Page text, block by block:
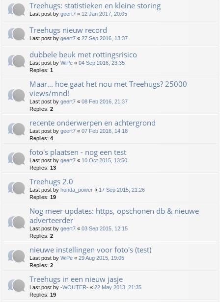
Treehugs: statistieken en kleine storing
Last post by geert7 « 12 Jan 2017, 20:05
Treehugs nieuw record
Last post by geert7 « 27 Sep 2016, 13:37
dubbele beuk met rottingsrisico
Last post by WiPe « 04 Sep 2016, 23:35
Replies: 1
Maar... hoe gaat het nou met Treehugs? 25000
views/mnd!
Last post by geert7 « 08 Feb 2016, 21:37
Replies: 2
recente onderwerpen en achtergrond
Last post by geert7 « 07 Feb 2016, 14:18
Replies: 4
foto's plaatsen - nog een test
Last post by geert7 « 10 Oct 2015, 13:50
Replies: 13
Treehugs 2.0
Last post by honda_power « 17 Sep 2015, 21:26
Replies: 19
Nog meer updates: https, opschonen db & nieuwe
adverteerder
Last post by geert7 « 03 Sep 2015, 12:15
Replies: 2
nieuwe instellingen voor foto's (test)
Last post by WiPe « 29 Aug 2015, 19:05
Replies: 2
Treehugs in een nieuw jasje
Last post by -WOUTER- « 22 May 2013, 21:35
Replies: 19